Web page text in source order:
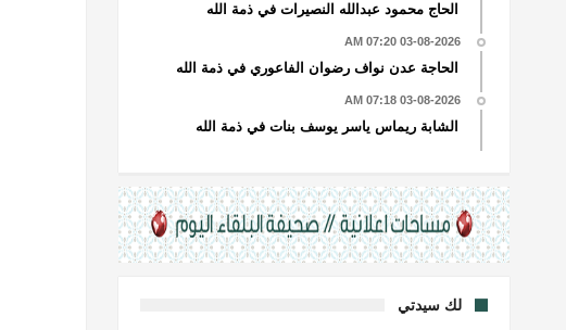
الحاج محمود عبدالله النصيرات في ذمة الله
03-08-2026 07:20 AM
الحاجة عدن نواف رضوان الفاعوري في ذمة الله
03-08-2026 07:18 AM
الشابة ريماس ياسر يوسف بنات في ذمة الله
لك سيدتي